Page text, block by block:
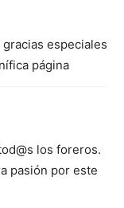
especiales
página
los foreros.
pasión por este